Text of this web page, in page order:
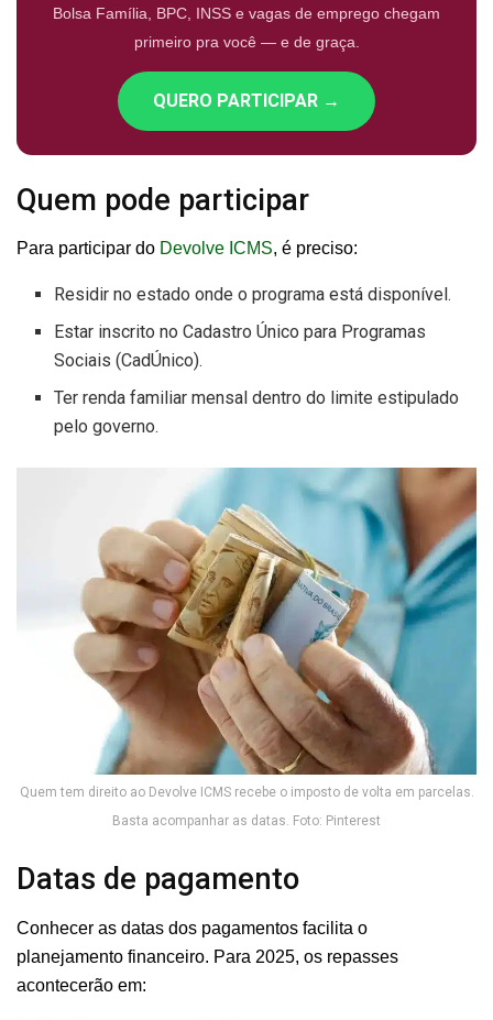
Bolsa Família, BPC, INSS e vagas de emprego chegam
primeiro pra você — e de graça.
QUERO PARTICIPAR →
Quem pode participar
Para participar do Devolve ICMS, é preciso:
Residir no estado onde o programa está disponível.
Estar inscrito no Cadastro Único para Programas
Sociais (CadÚnico).
Ter renda familiar mensal dentro do limite estipulado
pelo governo.
Quem tem direito ao Devolve ICMS recebe o imposto de volta em parcelas.
Basta acompanhar as datas. Foto: Pinterest
Datas de pagamento
Conhecer as datas dos pagamentos facilita o
planejamento financeiro. Para 2025, os repasses
acontecerão em: